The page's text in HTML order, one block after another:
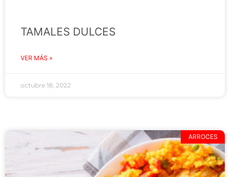
TAMALES DULCES
VER MÁS »
octubre 18, 2022
ARROCES